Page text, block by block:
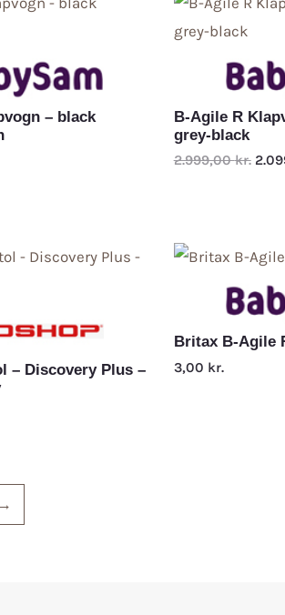
– black
B-Agile R
grey-black
2.999,00kr.
– Discovery Plus –
Britax B-Agile
3,00 kr.
→